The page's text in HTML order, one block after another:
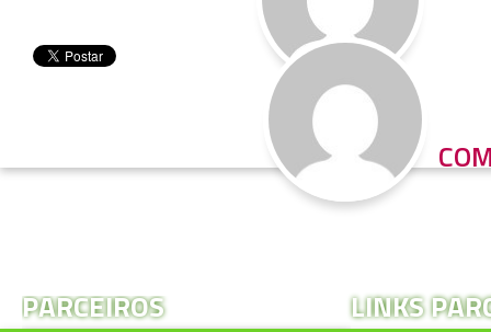
PARCEIROS LINKS